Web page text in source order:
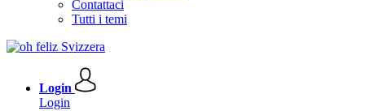
Contattaci
Tutti i temi
Login
Login